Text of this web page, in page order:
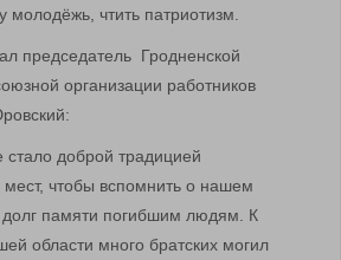
молодёжь, чтить патриотизм.
председатель Гродненской
организации работников
доброй традицией
чтобы вспомнить о нашем
памяти погибшим людям. К
области много братских могил